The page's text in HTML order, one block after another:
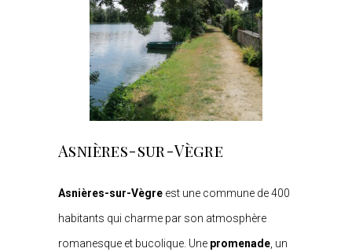
Asnières-sur-Vègre
Asnières-sur-Vègre est une commune de 400
habitants qui charme par son atmosphère
romanesque et bucolique. Une promenade , un